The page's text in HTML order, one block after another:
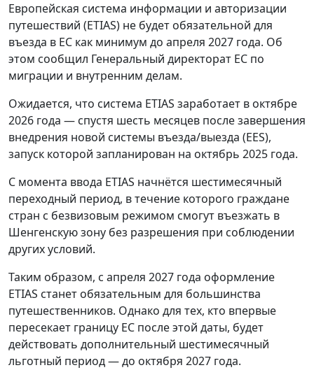
Европейская система информации и авторизации
путешествий (ETIAS) не будет обязательной для
въезда в ЕС как минимум до апреля 2027 года. Об
этом сообщил Генеральный директорат ЕС по
миграции и внутренним делам.
Ожидается, что система ETIAS заработает в октябре
2026 года — спустя шесть месяцев после завершения
внедрения новой системы въезда/выезда (EES),
запуск которой запланирован на октябрь 2025 года.
С момента ввода ETIAS начнётся шестимесячный
переходный период, в течение которого граждане
стран с безвизовым режимом смогут въезжать в
Шенгенскую зону без разрешения при соблюдении
других условий.
Таким образом, с апреля 2027 года оформление
ETIAS станет обязательным для большинства
путешественников. Однако для тех, кто впервые
пересекает границу ЕС после этой даты, будет
действовать дополнительный шестимесячный
льготный период — до октября 2027 года.